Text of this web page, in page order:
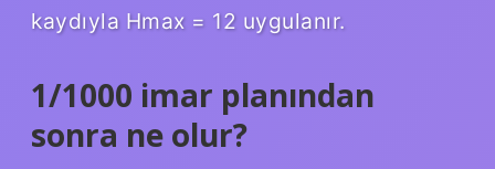
kaydıyla Hmax = 12 uygulanır.
1/1000 imar planından
sonra ne olur?